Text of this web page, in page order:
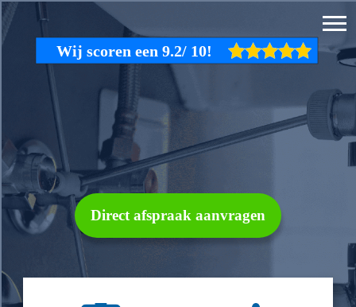
Direct afspraak aanvragen